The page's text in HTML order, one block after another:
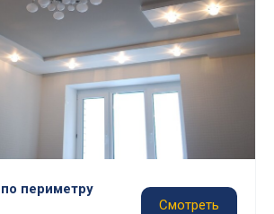
периметру
Смотреть